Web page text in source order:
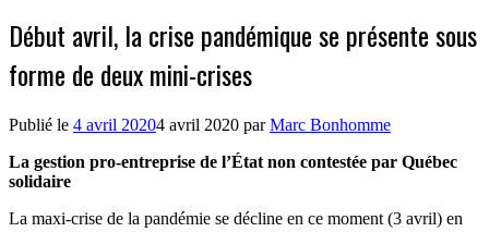
Début avril, la crise pandémique se présente sous
forme de deux mini-crises
Publié le 4 avril 20204 avril 2020 parMarc Bonhomme
La gestion pro-entreprise de l’État non contestée par Québec
solidaire
La maxi-crise de la pandémie se décline en ce moment (3 avril) en